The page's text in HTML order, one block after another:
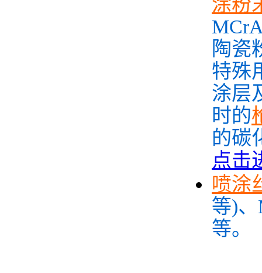
涂粉
陶瓷
特殊
涂层
时的
的碳
点击
喷涂
等)
等。